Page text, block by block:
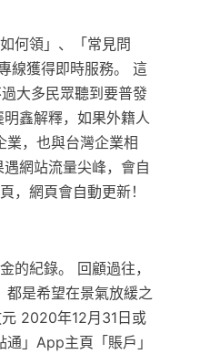
何領」、「常見問
線獲得即時服務。 這
大多民眾聽到要普發
鑫解釋，如果外籍人
業，也與台灣企業相
網站流量尖峰，會自
，網頁會自動更新！
的紀錄。 回顧過往，
是希望在景氣放緩之
2020年12月31日或
」App主頁「賬戶」